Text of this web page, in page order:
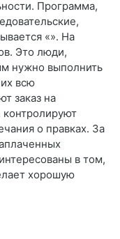
Программа,
«». На
Это люди,
нужно выполнить
всю
заказ на
контролируют
о правках. За
в том,
хорошую